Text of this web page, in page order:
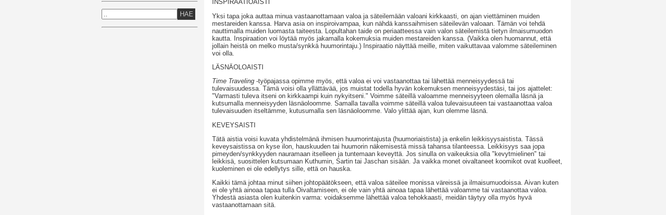
HAE
INSPIRAATIOAISTI
Yksi tapa joka auttaa minua vastaanottamaan valoa ja säteilemään valoani kirkkaasti, on ajan viettäminen muiden
mestareiden kanssa. Harva asia on inspiroivampaa, kun nähdä kanssaihmisen säteilevän valoaan. Tämän voi tehdä
nauttimalla muiden luomasta taiteesta. Lopultahan taide on periaatteessa vain valon säteilemistä tietyn ilmaisumuodon
kautta. Inspiraation voi löytää myös jakamalla kokemuksia muiden mestareiden kanssa. (Vaikka olen huomannut, että
jollain heistä on melko musta/synkkä huumorintaju.) Inspiraatio näyttää meille, miten vaikuttavaa valomme säteileminen
voi olla.
LÄSNÄOLOAISTI
Time Traveling -työpajassa opimme myös, että valoa ei voi vastaanottaa tai lähettää menneisyydessä tai
tulevaisuudessa. Tämä voisi olla yllättävää, jos muistat todella hyvän kokemuksen menneisyydestäsi, tai jos ajattelet:
"Varmasti tuleva itseni on kirkkaampi kuin nykyitseni." Voimme säteillä valoamme menneisyyteen olemalla läsnä ja
kutsumalla menneisyyden läsnäoloomme. Samalla tavalla voimme säteillä valoa tulevaisuuteen tai vastaanottaa valoa
tulevaisuuden itseltämme, kutusumalla sen läsnäoloomme. Valo ylittää ajan, kun olemme läsnä.
KEVEYSAISTI
Tätä aistia voisi kuvata yhdistelmänä ihmisen huumorintajusta (huumoriaistista) ja enkelin leikkisyysaistista. Tässä
keveysaistissa on kyse ilon, hauskuuden tai huumorin näkemisestä missä tahansa tilanteessa. Leikkisyys saa jopa
pimeyden/synkkyyden nauramaan itselleen ja tuntemaan keveyttä. Jos sinulla on vaikeuksia olla "kevytmielinen" tai
leikkisä, suosittelen kutsumaan Kuthumin, Sartin tai Jaschan sisään. Ja vaikka monet oivaltaneet koomikot ovat kuolleet,
kuoleminen ei ole edellytys sille, että on hauska.
Kaikki tämä johtaa minut siihen johtopäätökseen, että valoa säteilee monissa väreissä ja ilmaisumuodoissa. Aivan kuten
ei ole yhtä ainoaa tapaa tulla Oivaltamiseen, ei ole vain yhtä ainoaa tapaa lähettää valoamme tai vastaanottaa valoa.
Yhdestä asiasta olen kuitenkin varma: voidaksemme lähettää valoa tehokkaasti, meidän täytyy olla myös hyvä
vastaanottamaan sitä.